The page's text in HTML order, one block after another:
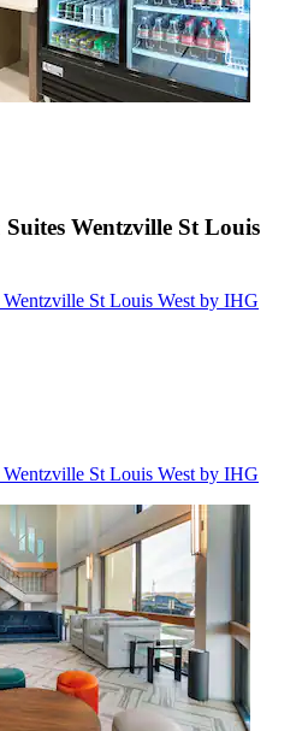
Wentzville St Louis
St Louis West by IHG
St Louis West by IHG